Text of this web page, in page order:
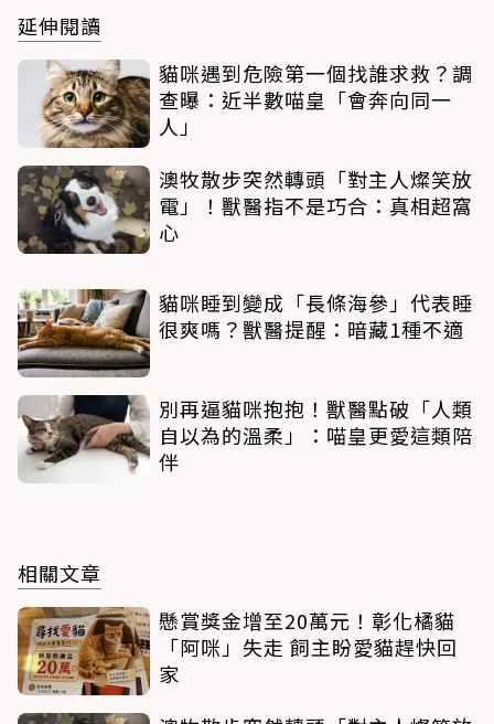
延伸閱讀
貓咪遇到危險第一個找誰求救？調
查曝：近半數喵皇「會奔向同一
人」
澳牧散步突然轉頭「對主人燦笑放
電」！獸醫指不是巧合：真相超窩
心
貓咪睡到變成「長條海參」代表睡
很爽嗎？獸醫提醒：暗藏1種不適
別再逼貓咪抱抱！獸醫點破「人類
自以為的溫柔」：喵皇更愛這類陪
伴
相關文章
懸賞獎金增至20萬元！彰化橘貓
「阿咪」失走 飼主盼愛貓趕快回
家